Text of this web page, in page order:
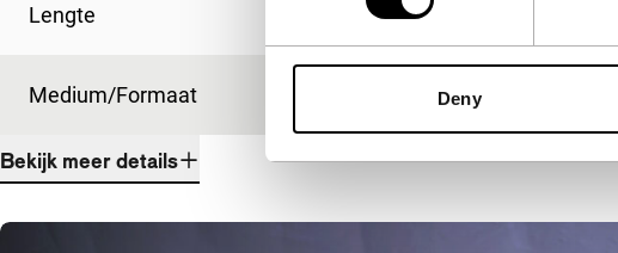
Deny
Lengte
Medium/Formaat
Bekijk meer details